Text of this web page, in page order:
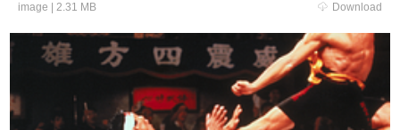
image 2.31 MB Download